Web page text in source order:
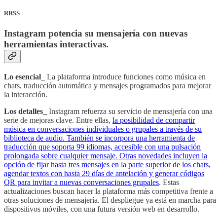
RRSS
Instagram potencia su mensajería con nuevas
herramientas interactivas.
Lo esencial_ La plataforma introduce funciones como música en
chats, traducción automática y mensajes programados para mejorar
la interacción.
Los detalles_
Instagram refuerza su servicio de mensajería con una
serie de mejoras clave. Entre ellas, la posibilidad de compartir
música en conversaciones individuales o grupales a través de su
biblioteca de audio. También se incorpora una herramienta de
traducción que soporta 99 idiomas, accesible con una pulsación
prolongada sobre cualquier mensaje. Otras novedades incluyen la
opción de fijar hasta tres mensajes en la parte superior de los chats,
agendar textos con hasta 29 días de antelación y generar códigos
QR para invitar a nuevas conversaciones grupales. Estas
actualizaciones buscan hacer la plataforma más competitiva frente a
otras soluciones de mensajería. El despliegue ya está en marcha para
dispositivos móviles, con una futura versión web en desarrollo.